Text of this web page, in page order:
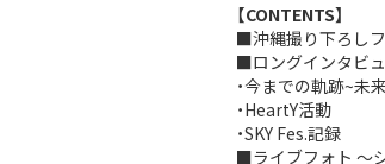
【CONTENTS】
■沖縄撮り下ろし
■ロングインタビ
・今までの軌跡~未
・HeartY活動
・SKY Fes.記録
■ライブフォト 〜